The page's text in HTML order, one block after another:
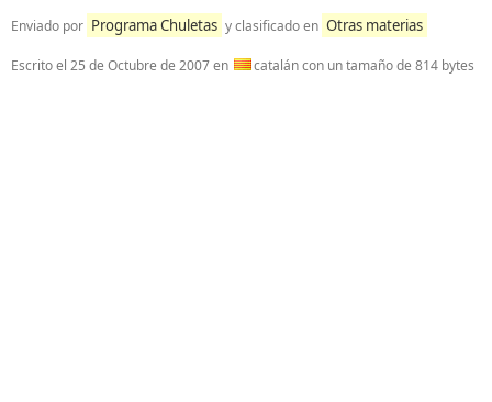
Enviado por Programa Chuletas y clasificado en Otras materias
Escrito el 25 de Octubre de 2007en catalán con un tamaño de 814 bytes